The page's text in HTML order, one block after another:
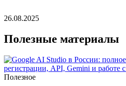
26.08.2025
Полезные материалы
Полезное